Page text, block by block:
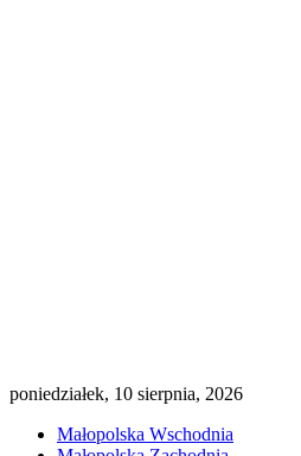
poniedziałek, 10 sierpnia, 2026
Małopolska Wschodnia